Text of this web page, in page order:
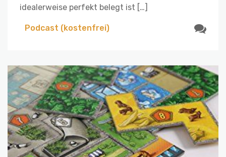
idealerweise perfekt belegt ist […]
Podcast (kostenfrei)